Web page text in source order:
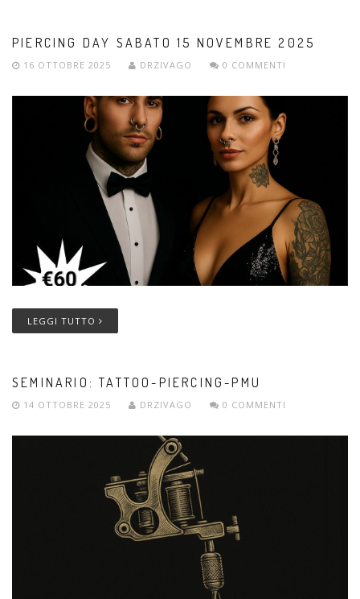
PIERCING DAY SABATO 15 NOVEMBRE 2025
16 OTTOBRE 2025 DRZIVAGO 0 COMMENTI
LEGGI TUTTO
SEMINARIO: TATTOO-PIERCING-PMU
14 OTTOBRE 2025 DRZIVAGO 0 COMMENTI